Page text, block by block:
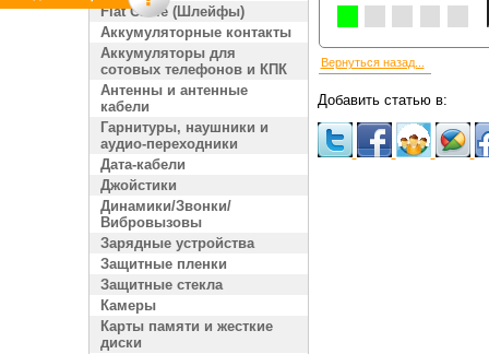
Flat Cable (Шлейфы)
Аккумуляторные контакты
Аккумуляторы для
сотовых телефонов и КПК
Антенны и антенные
кабели
Гарнитуры, наушники и
аудио-переходники
Дата-кабели
Джойстики
Динамики/Звонки/
Вибровызовы
Зарядные устройства
Защитные пленки
Защитные стекла
Камеры
Карты памяти и жесткие
диски
Вернуться назад...
Добавить статью в: